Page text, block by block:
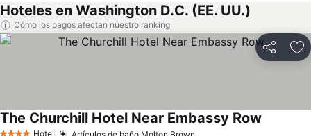
Hoteles en Washington D.C. (EE. UU.)
Cómo los pagos afectan nuestro ranking
Compartir
Hotel Artículos de baño Molton Brown
The Churchill Hotel Near Embassy Row